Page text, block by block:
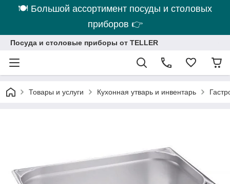
🍽 Большой ассортимент посуды и столовых
приборов 👉
Посуда и столовые приборы от TELLER
Товары и услуги Кухонная утварь и инвентарь